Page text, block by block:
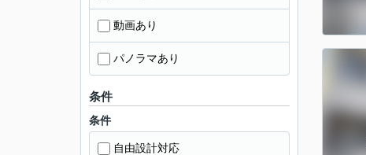
動画あり
パノラマあり
条件
条件
自由設計対応